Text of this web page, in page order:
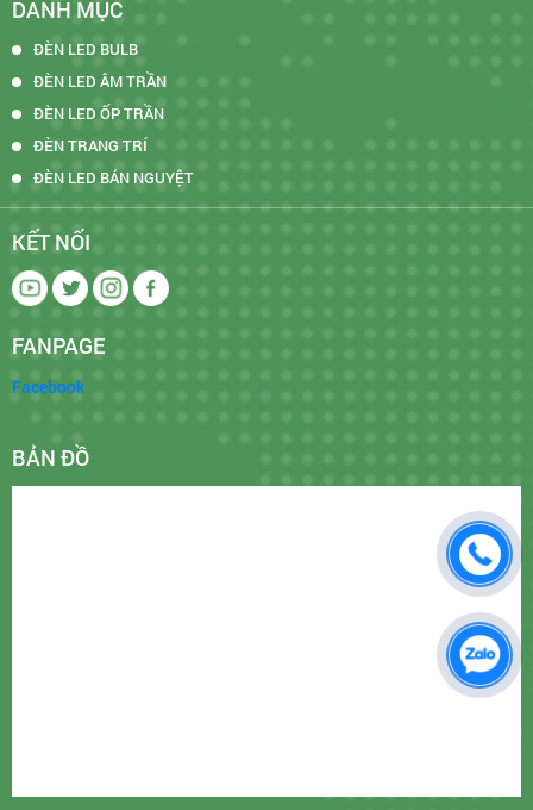
DANH MỤC
ĐÈN LED BULB
ĐÈN LED ÂM TRẦN
ĐÈN LED ỐP TRẦN
ĐÈN TRANG TRÍ
ĐÈN LED BÁN NGUYỆT
KẾT NỐI
FANPAGE
Facebook
BẢN ĐỒ